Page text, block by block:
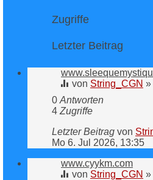
Zugriffe
Letzter Beitrag
von String_CGN »
0 Antworten
4 Zugriffe
Letzter Beitrag von
Mo 6. Jul 2026, 13:35
www.cyykm.com
von String_CGN »